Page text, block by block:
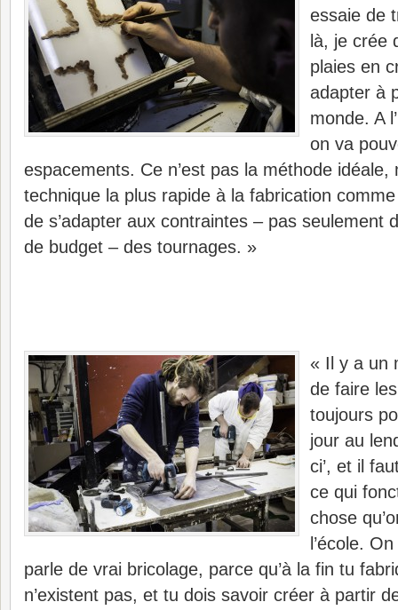
essaie de
là, je crée
plaies en
adapter à
monde. A
on va
espacements. Ce n’est pas la méthode idéale,
technique la plus rapide à la fabrication
de s’adapter aux contraintes – pas seulement
de budget – des tournages. »
« Il y a un
de faire
toujours
jour au
ci’, et il
ce qui
chose
l’école.
parle de vrai bricolage, parce qu’à la fin tu
n’existent pas, et tu dois savoir créer à partir